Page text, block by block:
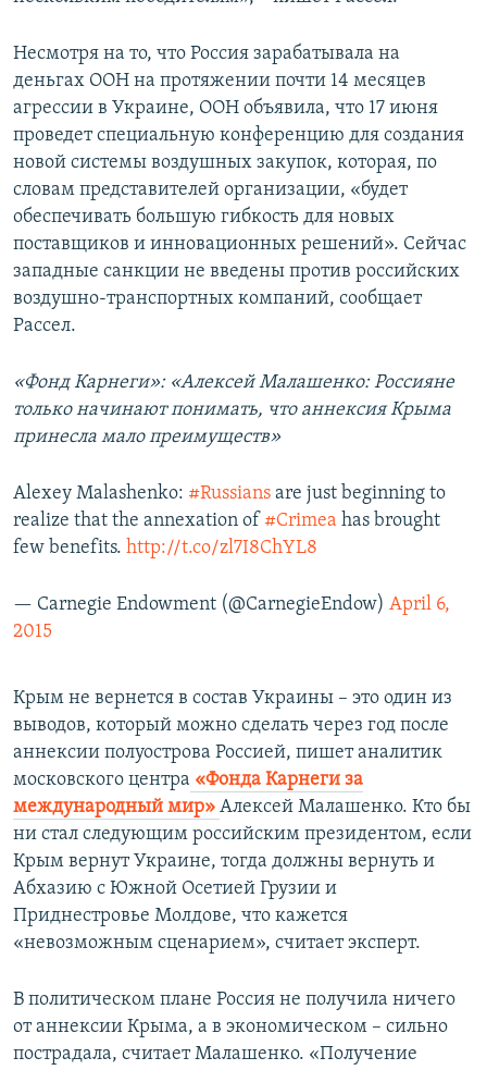
Несмотря на то, что Россия зарабатывала на
деньгах ООН на протяжении почти 14 месяцев
агрессии в Украине, ООН объявила, что 17 июня
проведет специальную конференцию для создания
новой системы воздушных закупок, которая, по
словам представителей организации, «будет
обеспечивать большую гибкость для новых
поставщиков и инновационных решений». Сейчас
западные санкции не введены против российских
воздушно-транспортных компаний, сообщает
Рассел.
«Фонд Карнеги»: «Алексей Малашенко: Россияне
только начинают понимать, что аннексия Крыма
принесла мало преимуществ»
Alexey Malashenko: #Russians are just beginning to
realize that the annexation of #Crimea has brought
few benefits. http://t.co/zl7I8ChYL8
— Carnegie Endowment (@CarnegieEndow) April 6,
2015
Крым не вернется в состав Украины – это один из
выводов, который можно сделать через год после
аннексии полуострова Россией, пишет аналитик
московского центра «Фонда Карнеги за
международный мир» Алексей Малашенко. Кто бы
ни стал следующим российским президентом, если
Крым вернут Украине, тогда должны вернуть и
Абхазию с Южной Осетией Грузии и
Приднестровье Молдове, что кажется
«невозможным сценарием», считает эксперт.
В политическом плане Россия не получила ничего
от аннексии Крыма, а в экономическом – сильно
пострадала, считает Малашенко. «Получение